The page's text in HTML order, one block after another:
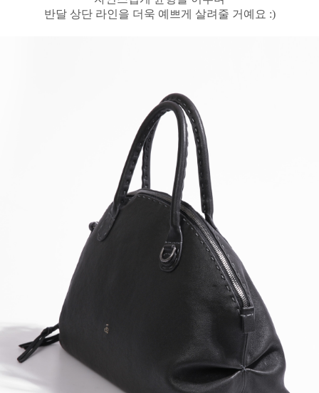
반달 상단 라인을 더욱 예쁘게 살려줄 거예요 :)